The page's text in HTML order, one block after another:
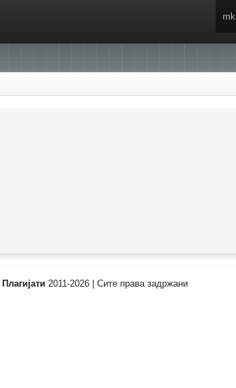
mk
Плагијати 2011-2026 | Сите права задржани